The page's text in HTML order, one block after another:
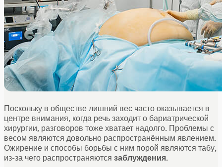
Поскольку в обществе лишний вес часто оказывается в
центре внимания, когда речь заходит о бариатрической
хирургии, разговоров тоже хватает надолго. Проблемы с
весом являются довольно распространённым явлением.
Ожирение и способы борьбы с ним порой являются табу,
из-за чего распространяются заблуждения.